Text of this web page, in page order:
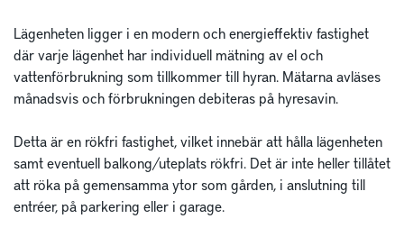
Lägenheten ligger i en modern och energieffektiv fastighet
där varje lägenhet har individuell mätning av el och
vattenförbrukning som tillkommer till hyran. Mätarna avläses
månadsvis och förbrukningen debiteras på hyresavin.
Detta är en rökfri fastighet, vilket innebär att hålla lägenheten
samt eventuell balkong/uteplats rökfri. Det är inte heller tillåtet
att röka på gemensamma ytor som gården, i anslutning till
entréer, på parkering eller i garage.